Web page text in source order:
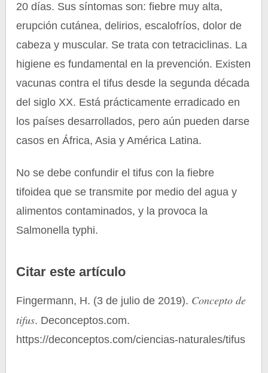
20 días. Sus síntomas son: fiebre muy alta,
erupción cutánea, delirios, escalofríos, dolor de
cabeza y muscular. Se trata con tetraciclinas. La
higiene es fundamental en la prevención. Existen
vacunas contra el tifus desde la segunda década
del siglo XX. Está prácticamente erradicado en
los países desarrollados, pero aún pueden darse
casos en África, Asia y América Latina.
No se debe confundir el tifus con la fiebre
tifoidea que se transmite por medio del agua y
alimentos contaminados, y la provoca la
Salmonella typhi.
Citar este artículo
Fingermann, H. (3 de julio de 2019). Concepto de
tifus. Deconceptos.com.
https://deconceptos.com/ciencias-naturales/tifus